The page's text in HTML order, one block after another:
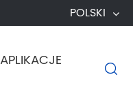
POLSKI
APLIKACJE 